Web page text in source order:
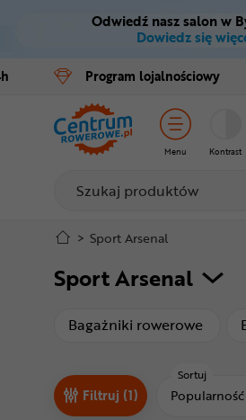
Menu główne
Filtry
Produkty
Stopka
Mapa strony
Odwiedź nasz salon w
Dowiedz się
Program lojalnościowy
Menu Kontrast
Rowery
E-bike
Części
Akcesoria
Odzież
Kaski
Buty
Odżywki
> Sport Arsenal
Sport Arsenal
Bagażniki rowerowe
Filtruj (1)
Sortuj
Sortuj od